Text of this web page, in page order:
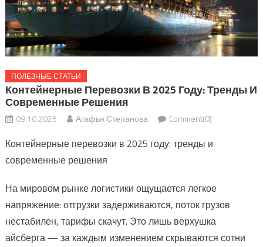
ПОЛЕЗНЫЕ СТАТЬИ
Контейнерные Перевозки В 2025 Году: Тренды И
Современные Решения
09.10.2025 Агафья Степанова Comment(0)
Контейнерные перевозки в 2025 году: тренды и
современные решения
На мировом рынке логистики ощущается легкое
напряжение: отгрузки задерживаются, поток грузов
нестабилен, тарифы скачут. Это лишь верхушка
айсберга — за каждым изменением скрываются сотни